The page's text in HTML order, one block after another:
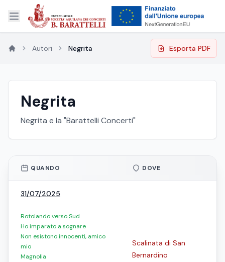
Autori Negrita Esporta PDF
Negrita
Negrita e la "Barattelli Concerti"
QUANDO DOVE
31/07/2025
Rotolando verso Sud
Ho imparato a sognare
Non esistono innocenti, amico
mio
Magnolia
Scalinata di San
Bernardino